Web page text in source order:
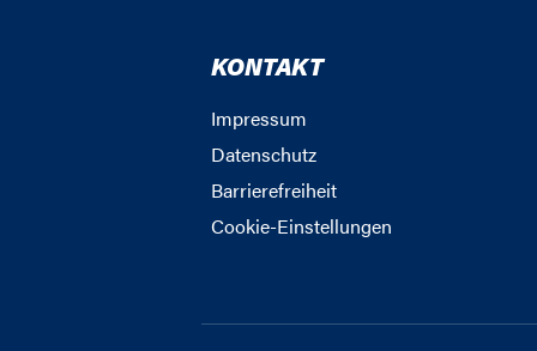
KONTAKT
Impressum
Datenschutz
Barrierefreiheit
Cookie-Einstellungen